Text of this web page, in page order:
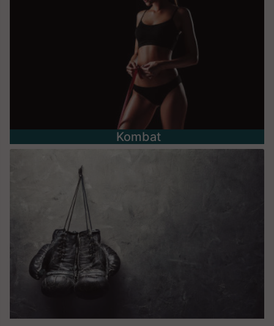
Kombat